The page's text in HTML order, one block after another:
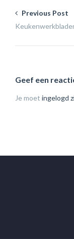
Previous Post
Geef een
Je moet ingelogd